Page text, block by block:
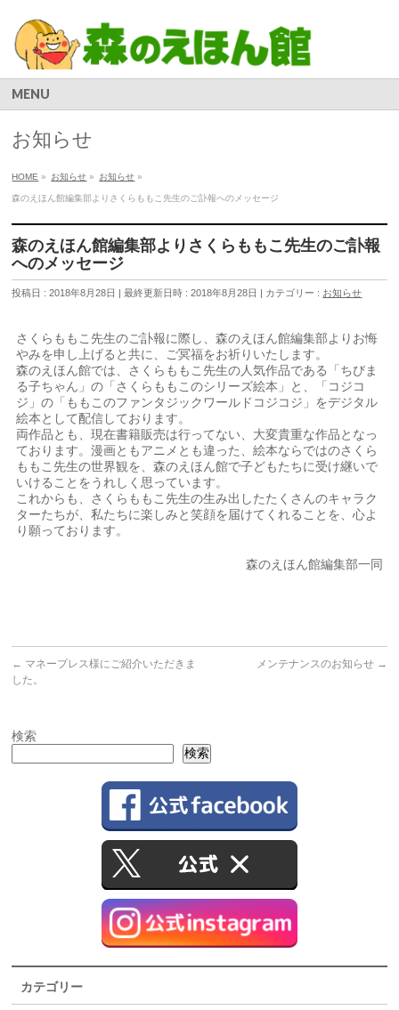
MENU
お知らせ
HOME » お知らせ » お知らせ »
森のえほん館編集部よりさくらももこ先生のご訃報へのメッセージ
森のえほん館編集部よりさくらももこ先生のご訃報
へのメッセージ
投稿日 : 2018年8月28日 最終更新日時 : 2018年8月28日 カテゴリー : お知らせ
さくらももこ先生のご訃報に際し、森のえほん館編集部よりお悔
やみを申し上げると共に、ご冥福をお祈りいたします。
森のえほん館では、さくらももこ先生の人気作品である「ちびま
る子ちゃん」の「さくらももこのシリーズ絵本」と、「コジコ
ジ」の「ももこのファンタジックワールドコジコジ」をデジタル
絵本として配信しております。
両作品とも、現在書籍販売は行ってない、大変貴重な作品となっ
ております。漫画ともアニメとも違った、絵本ならではのさくら
ももこ先生の世界観を、森のえほん館で子どもたちに受け継いで
いけることをうれしく思っています。
これからも、さくらももこ先生の生み出したたくさんのキャラク
ターたちが、私たちに楽しみと笑顔を届けてくれることを、心よ
り願っております。
森のえほん館編集部一同
← マネープレス様にご紹介いただきま
した。
メンテナンスのお知らせ →
検索
検索
カテゴリー